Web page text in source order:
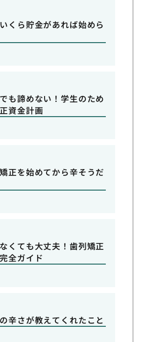
くら貯金があれば始めら
も諦めない！学生のため
資金計画
正を始めてから辛そうだ
くても大丈夫！歯列矯正
全ガイド
辛さが教えてくれたこと